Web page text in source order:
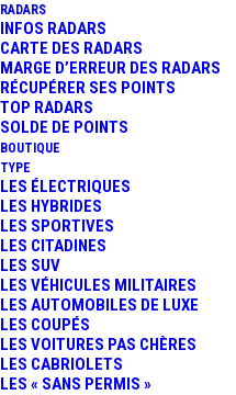
RADARS
INFOS RADARS
CARTE DES RADARS
MARGE D’ERREUR DES RADARS
RÉCUPÉRER SES POINTS
TOP RADARS
SOLDE DE POINTS
BOUTIQUE
TYPE
LES ÉLECTRIQUES
LES HYBRIDES
LES SPORTIVES
LES CITADINES
LES SUV
LES VÉHICULES MILITAIRES
LES AUTOMOBILES DE LUXE
LES COUPÉS
LES VOITURES PAS CHÈRES
LES CABRIOLETS
LES « SANS PERMIS »
1 Minute